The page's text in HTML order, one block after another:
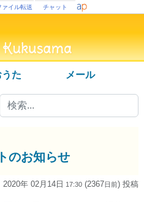
ァイル転送 チャット
うた メール
のお知らせ
2020年 02月14日 17:30 (2367日前) 投稿